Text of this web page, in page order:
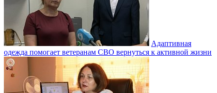
Адаптивная
одежда помогает ветеранам СВО вернуться к активной жизни